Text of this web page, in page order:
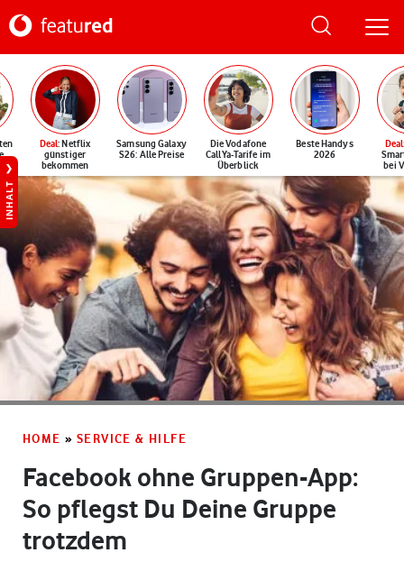
Deal: Netflix
günstiger
bekommen
Samsung Galaxy
S26: Alle Preise
Die Vodafone
CallYa-Tarife im
Überblick
Beste Handys
2026
Deal
bei
INHALT
HOME » SERVICE & HILFE
Facebook ohne Gruppen-App:
So pflegst Du Deine Gruppe
trotzdem